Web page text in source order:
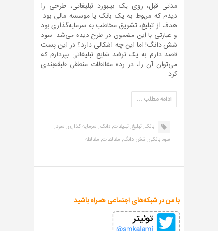
مدتی قبل، روی یک بیلبورد تبلیغاتی، طرحی را
دیدم که مربوط به یک بانک یا موسسه مالی بود.
هدف از تبلیغ، تشویق مخاطب به سرمایه‌گذاری بود
و عبارتی با این مضمون در طرح دیده می‌شد: سود
شش دانگ! اما این چه اشکالی دارد؟ در این پست
قصد دارم به یک ترفند شایع تبلیغاتی بپردازم که
می‌توان آن را، در رده مغالطات منطقی طبقه‌بندی
کرد.
ادامه مطلب …
بانک,تبلیغ,تبلیغات,دانگ, سرمایه گذاری, سود,
سود بانکی, شش دانگ, مغالطات, مغالطه
با من در شبکه‌های اجتماعی همراه باشید: